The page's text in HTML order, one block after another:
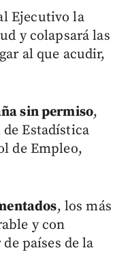
Ejecutivo la
y colapsará las
al que acudir,
sin permiso,
Estadística
de Empleo,
, los más
y con
países de la